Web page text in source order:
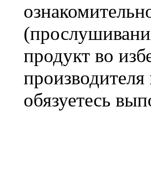
продукт во
обязуетесь